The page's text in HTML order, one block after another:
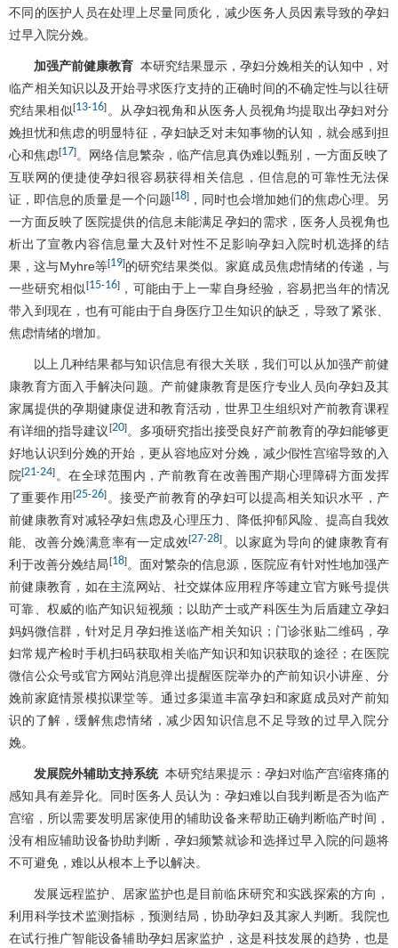
不同的医护人员在处理上尽量同质化，减少医务人员因素导致的孕妇
过早入院分娩。
加强产前健康教育 本研究结果显示，孕妇分娩相关的认知中，对
临产相关知识以及开始寻求医疗支持的正确时间的不确定性与以往研
究结果相似[13-16]。从孕妇视角和从医务人员视角均提取出孕妇对分
娩担忧和焦虑的明显特征，孕妇缺乏对未知事物的认知，就会感到担
心和焦虑[17]。网络信息繁杂，临产信息真伪难以甄别，一方面反映了
互联网的便捷使孕妇很容易获得相关信息，但信息的可靠性无法保
证，即信息的质量是一个问题[18]，同时也会增加她们的焦虑心理。另
一方面反映了医院提供的信息未能满足孕妇的需求，医务人员视角也
析出了宣教内容信息量大及针对性不足影响孕妇入院时机选择的结
果，这与Myhre等[19]的研究结果类似。家庭成员焦虑情绪的传递，与
一些研究相似[15-16]，可能由于上一辈自身经验，容易把当年的情况
带入到现在，也有可能由于自身医疗卫生知识的缺乏，导致了紧张、
焦虑情绪的增加。
以上几种结果都与知识信息有很大关联，我们可以从加强产前健
康教育方面入手解决问题。产前健康教育是医疗专业人员向孕妇及其
家属提供的孕期健康促进和教育活动，世界卫生组织对产前教育课程
有详细的指导建议[20]。多项研究指出接受良好产前教育的孕妇能够更
好地认识到分娩的开始，更从容地应对分娩，减少假性宫缩导致的入
院[21-24]。在全球范围内，产前教育在改善围产期心理障碍方面发挥
了重要作用[25-26]。接受产前教育的孕妇可以提高相关知识水平，产
前健康教育对减轻孕妇焦虑及心理压力、降低抑郁风险、提高自我效
能、改善分娩满意率有一定成效[27-28]。以家庭为导向的健康教育有
利于改善分娩结局[18]。面对繁杂的信息源，医院应有针对性地加强产
前健康教育，如在主流网站、社交媒体应用程序等建立官方账号提供
可靠、权威的临产知识短视频；以助产士或产科医生为后盾建立孕妇
妈妈微信群，针对足月孕妇推送临产相关知识；门诊张贴二维码，孕
妇常规产检时手机扫码获取相关临产知识和知识获取的途径；在医院
微信公众号或官方网站消息弹出提醒医院举办的产前知识小讲座、分
娩前家庭情景模拟课堂等。通过多渠道丰富孕妇和家庭成员对产前知
识的了解，缓解焦虑情绪，减少因知识信息不足导致的过早入院分
娩。
发展院外辅助支持系统本研究结果提示：孕妇对临产宫缩疼痛的
感知具有差异化。同时医务人员认为：孕妇难以自我判断是否为临产
宫缩，所以需要发明居家使用的辅助设备来帮助正确判断临产时间，
没有相应辅助设备协助判断，孕妇频繁就诊和选择过早入院的问题将
不可避免，难以从根本上予以解决。
发展远程监护、居家监护也是目前临床研究和实践探索的方向，
利用科学技术监测指标，预测结局，协助孕妇及其家人判断。我院也
在试行推广智能设备辅助孕妇居家监护，这是科技发展的趋势，也是